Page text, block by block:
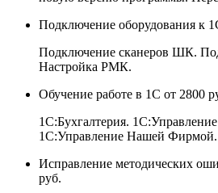
Подключение оборудования к
Подключение сканеров ШК.
Настройка РМК.
Обучение работе в 1С от 2800
1С:Бухгалтерия.
1С:Управление Нашей Фирмой.
Исправление методических
руб.